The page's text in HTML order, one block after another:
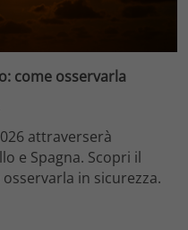
come osservarla
attraverserà
e Spagna. Scopri il
in sicurezza.